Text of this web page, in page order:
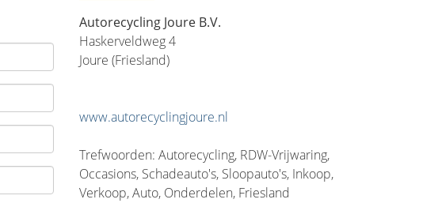
Autorecycling Joure B.V.
Haskerveldweg 4
Joure (Friesland)
www.autorecyclingjoure.nl
Trefwoorden: Autorecycling, RDW-Vrijwaring,
Occasions, Schadeauto's, Sloopauto's, Inkoop,
Verkoop, Auto, Onderdelen, Friesland